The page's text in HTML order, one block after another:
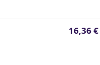
16,36